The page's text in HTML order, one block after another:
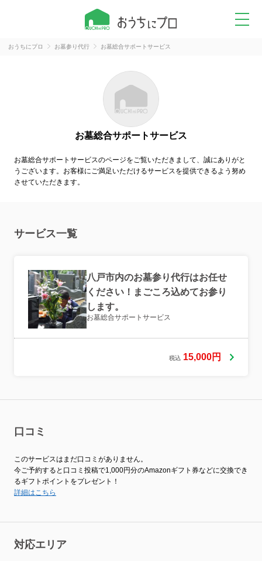
おうちにプロ お墓参り代行 お墓総合サポートサービス
お墓総合サポートサービス
お墓総合サポートサービスのページをご覧いただきまして、誠にありがと
うございます。お客様にご満足いただけるサービスを提供できるよう努め
させていただきます。
サービス一覧
八戸市内のお墓参り代行はお任せ
ください！まごころ込めてお参り
します。
お墓総合サポートサービス
税込 15,000円
口コミ
このサービスはまだ口コミがありません。
今ご予約すると口コミ投稿で1,000円分のAmazonギフト券などに交換でき
るギフトポイントをプレゼント！
詳細はこちら
対応エリア